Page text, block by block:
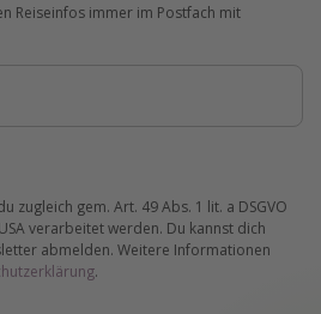
Reiseinfos immer im Postfach mit
zugleich gem. Art. 49 Abs. 1 lit. a DSGVO
verarbeitet werden. Du kannst dich
abmelden. Weitere Informationen
.